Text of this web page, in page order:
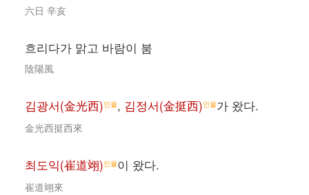
六日 辛亥
흐리다가 맑고 바람이 붐
陰陽風
김광서(金光西)인물, 김정서(金挺西)인물가 왔다.
金光西挺西來
최도익(崔道翊)인물이 왔다.
崔道翊來